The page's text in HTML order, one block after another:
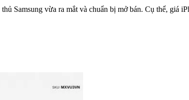
Samsung vừa ra mắt và chuẩn bị mở bán. Cụ thể, giá